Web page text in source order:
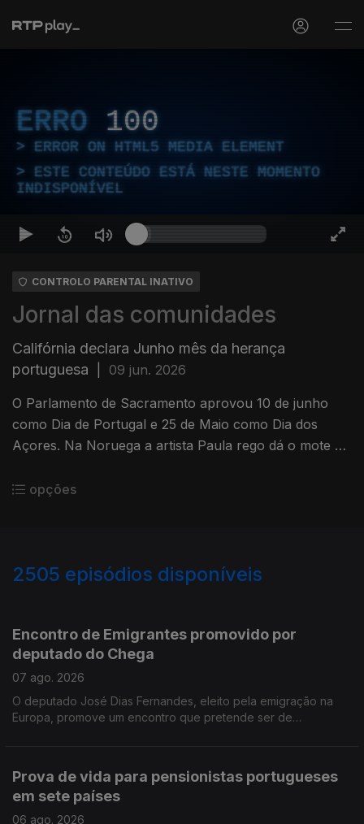
ERRO 100
ERROR ON HTML5 MEDIA ELEMENT
ESTE CONTEÚDO ESTÁ NESTE MOMENTO
INDISPONÍVEL
CONTROLO PARENTAL INATIVO
Jornal das comunidades
Califórnia declara Junho mês da herança
portuguesa
09 jun. 2026
O Parlamento de Sacramento aprovou 10 de junho
como Dia de Portugal e 25 de Maio como Dia dos
Açores. Na Noruega a artista Paula rego dá o mote às
opções
2505 episódios disponíveis
Encontro de Emigrantes promovido por
deputado do Chega
07 ago. 2026
O deputado José Dias Fernandes, eleito pela emigração na
Europa, promove um encontro que pretende ser de
Prova de vida para pensionistas portugueses
em sete países
06 ago. 2026